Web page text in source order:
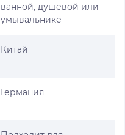
ванной, душевой или
умывальнике
Китай
Германия